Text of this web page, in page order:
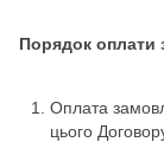
Порядок оплати
Оплата
цього